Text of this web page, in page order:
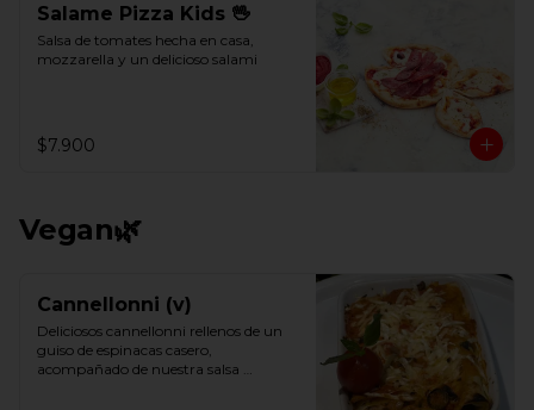
Salame Pizza Kids 🖖
Salsa de tomates hecha en casa,
mozzarella y un delicioso salami
$7.900
Vegan🌿
Cannellonni (v)
Deliciosos cannellonni rellenos de un
guiso de espinacas casero,
acompañado de nuestra salsa